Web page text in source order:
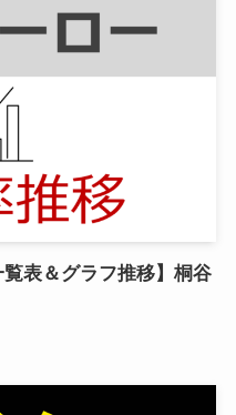
表＆グラフ推移】桐谷